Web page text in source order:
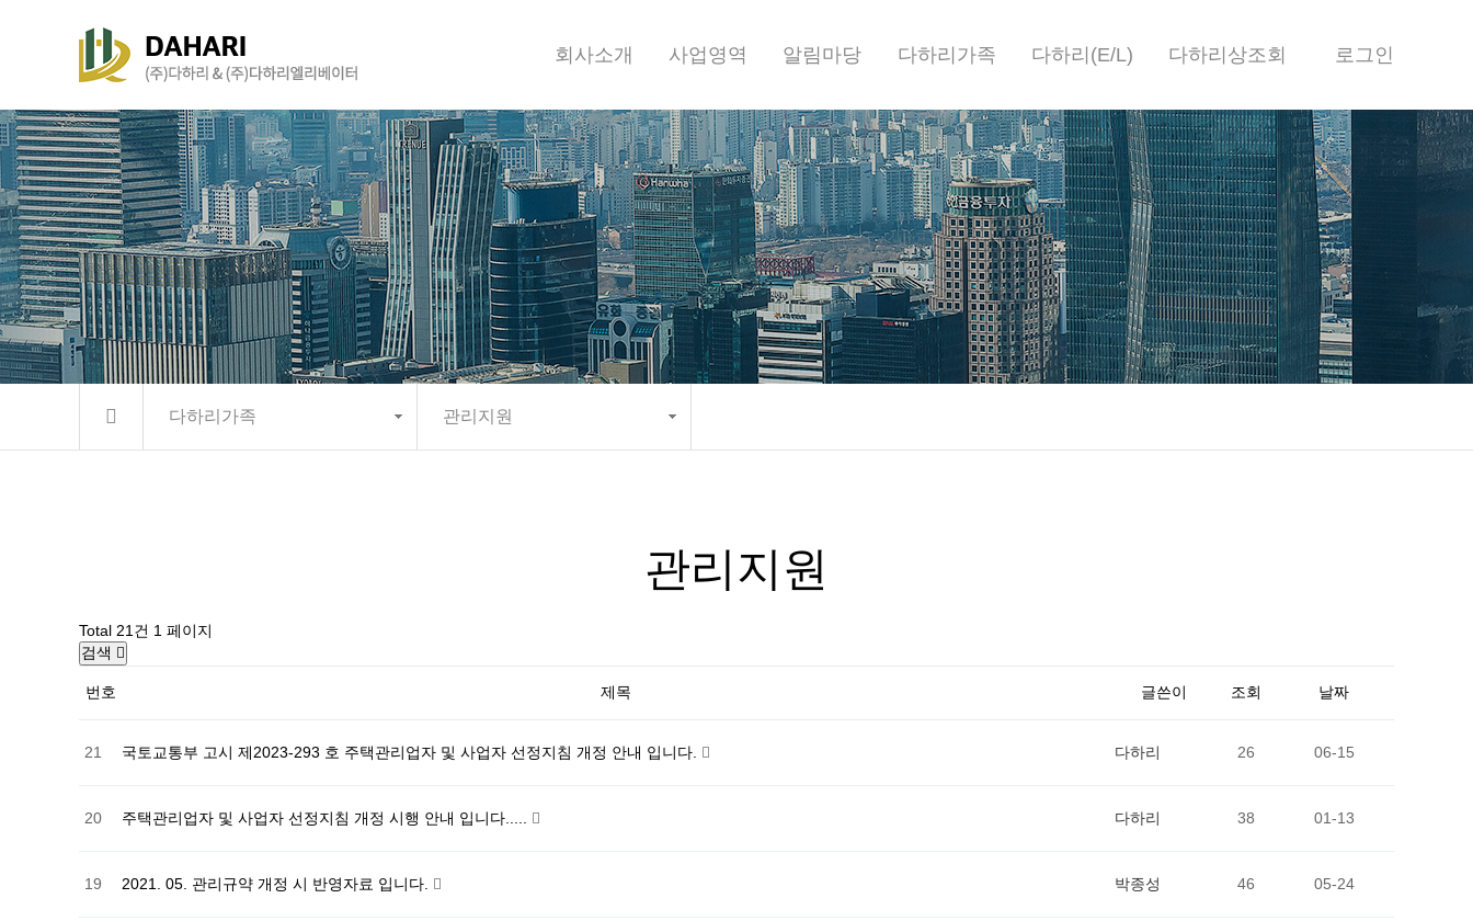
회사소개 사업영역 알림마당 다하리가족 다하리(E/L) 다하리상조회 로그인
다하리가족 관리지원
관리지원
Total 21건 1 페이지
검색
번호 제목 글쓴이 조회 날짜
21 국토교통부 고시 제2023-293 호 주택관리업자 및 사업자 선정지침 개정 안내 입니다. 다하리 26 06-15
20 주택관리업자 및 사업자 선정지침 개정 시행 안내 입니다..... 다하리 38 01-13
19 2021. 05. 관리규약 개정 시 반영자료 입니다. 박종성 46 05-24